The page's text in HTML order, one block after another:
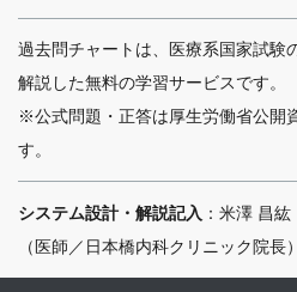
過去問チャートは、医療系国家試験
解説した無料の学習サービスです。
※公式問題・正答は厚生労働省公開
す。
システム設計・解説記入 ：米澤 昌紘
（医師／日本橋内科クリニック院長）